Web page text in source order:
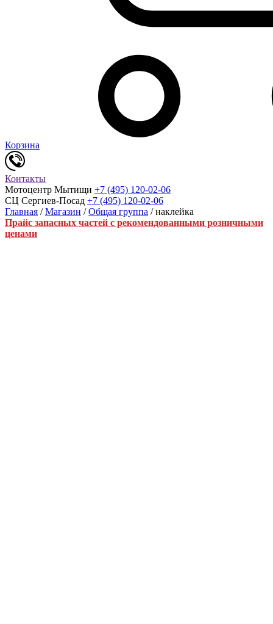
Корзина
Контакты
Мотоцентр Мытищи +7 (495) 120-02-06
СЦ Сергиев-Посад +7 (495) 120-02-06
Главная /Магазин /Общая группа / наклейка
Прайс запасных частей с рекомендованными розничными
ценами